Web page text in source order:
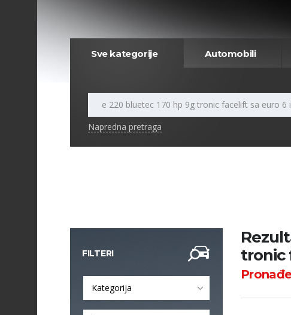
Sve kategorije Automobili
Napredna pretraga
FILTERI
Kategorija
tronic